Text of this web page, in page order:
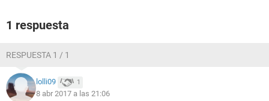
1 respuesta
RESPUESTA 1 / 1
lolli09 1
8 abr 2017 a las 21:06